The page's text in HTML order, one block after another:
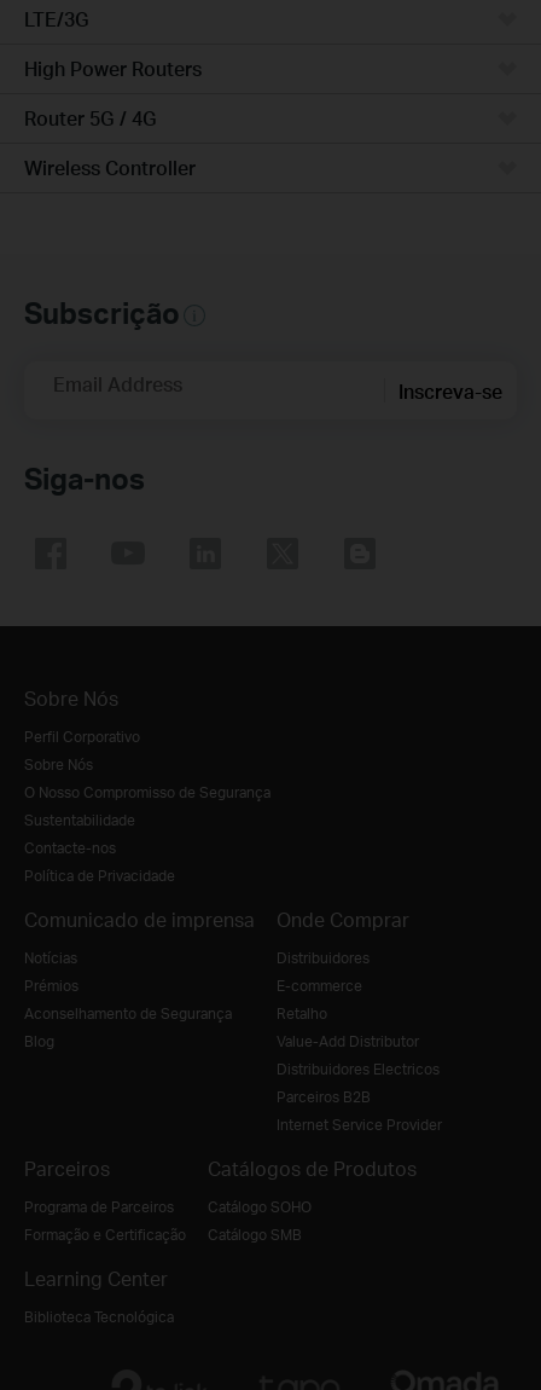
LTE/3G
High Power Routers
Router 5G / 4G
Wireless Controller
Subscrição
Email Address Inscreva-se
Siga-nos
Sobre Nós
Perfil Corporativo
Sobre Nós
O Nosso Compromisso de Segurança
Sustentabilidade
Contacte-nos
Política de Privacidade
Comunicado de imprensa
Notícias
Prémios
Aconselhamento de Segurança
Blog
Onde Comprar
Distribuidores
E-commerce
Retalho
Value-Add Distributor
Distribuidores Electricos
Parceiros B2B
Internet Service Provider
Parceiros
Programa de Parceiros
Formação e Certificação
Catálogos de Produtos
Catálogo SOHO
Catálogo SMB
Learning Center
Biblioteca Tecnológica